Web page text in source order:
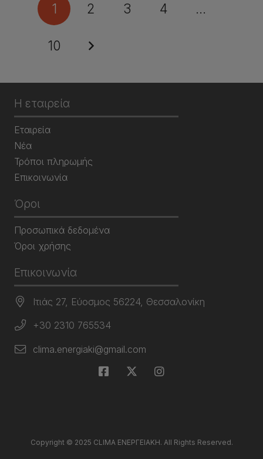
1 2 3 4 …
10
Η εταιρεία
Εταιρεία
Νέα
Τρόποι πληρωμής
Επικοινωνία
Όροι
Προσωπικά δεδομένα
Όροι χρήσης
Επικοινωνία
Ιτιάς 27, Εύοσμος 56224, Θεσσαλονίκη
+30 2310 765534
clima.energiaki@gmail.com
Copyright © 2025 CLIMA ΕΝΕΡΓΕΙΑΚΗ. All Rights Reserved.